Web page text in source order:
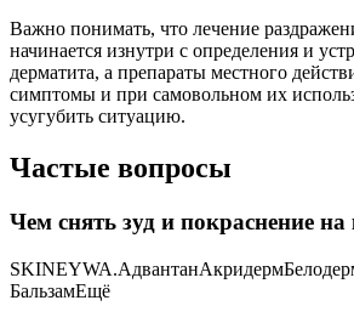
Важно понимать, что лечение
начинается изнутри с определения и
дерматита, а препараты местного
симптомы и при самовольном их
усугубить ситуацию.
Частые вопросы
Чем снять зуд и покраснение на
БальзамЕщё